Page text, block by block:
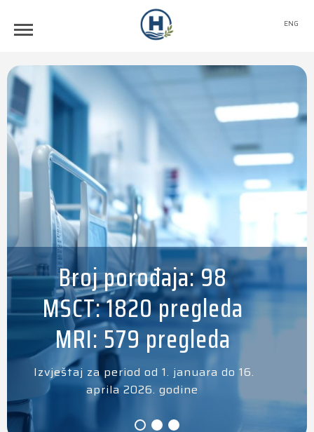
ENG
Broj porođaja: 98
MSCT: 1820 pregleda
MRI: 579 pregleda
Izvještaj za period od 1. januara do 16.
aprila 2026. godine